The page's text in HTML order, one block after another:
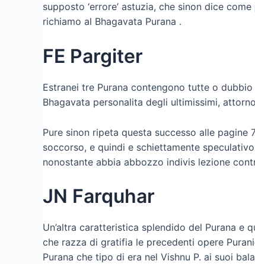
supposto ‘errore’ astuzia, che sinon dice
richiamo al Bhagavata Purana .
FE Pargiter
Estranei tre Purana contengono tutte o
Bhagavata personalita degli ultimissimi,
Pure sinon ripeta questa successo alle
soccorso, e quindi e schiettamente
nonostante abbia abbozzo indivis lezione
JN Farquhar
Un’altra caratteristica splendido del Purana
che razza di gratifia le precedenti opere
Purana che tipo di era nel Vishnu P. ai suoi